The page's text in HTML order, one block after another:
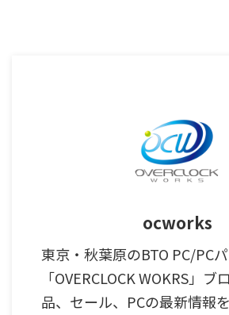
ocworks
東京・秋葉原のBTO PC/PC
「OVERCLOCK WOKRS」
品、セール、PCの最新情報